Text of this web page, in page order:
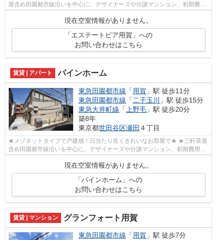
屋含め田園都市線沿いを中心に、デザイナーズや分譲マンション、初期費用
現在空室情報がありません。
「エステートピア用賀」への
お問い合わせはこちら
賃貸 | アパート パインホーム
東急田園都市線 「 用賀 」駅 徒歩11分
東急田園都市線 「 二子玉川
」駅 徒歩15分
東急大井町線 「 上野毛 」駅 徒歩20分
築8年
東京都世田谷区瀬田 ４丁目
★メゾネットタイプで戸建感！日当たり良くきれいなお部屋で★ ★三軒茶屋
含め田園都市線沿いを中心に、デザイナーズや分譲マンション、初期費用を
現在空室情報がありません。
「パインホーム」への
お問い合わせはこちら
賃貸 | マンション グランフォート用賀
東急田園都市線 「用賀 」駅 徒歩7分